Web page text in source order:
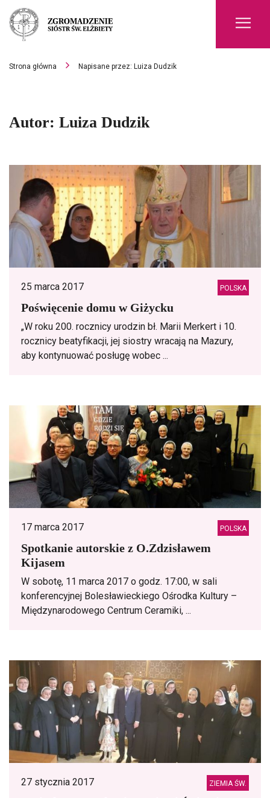
Strona główna Napisane przez: Luiza Dudzik
Autor: Luiza Dudzik
25 marca 2017 POLSKA
Poświęcenie domu w Giżycku
„W roku 200. rocznicy urodzin bł. Marii Merkert i 10.
rocznicy beatyfikacji, jej siostry wracają na Mazury,
aby kontynuować posługę wobec ...
17 marca 2017 POLSKA
Spotkanie autorskie z O.Zdzisławem
Kijasem
W sobotę, 11 marca 2017 o godz. 17:00, w sali
konferencyjnej Bolesławieckiego Ośrodka Kultury –
Międzynarodowego Centrum Ceramiki, ...
27 stycznia 2017 ZIEMIA ŚW.